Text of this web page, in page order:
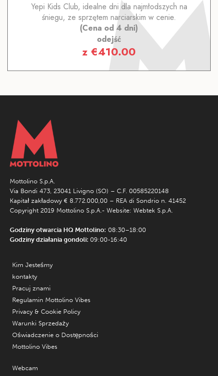
Yepi Kids Club, idealne dni dla najmłodszych na
śniegu, ze sprzętem narciarskim w cenie.
(Cena od 4 dni)
odejść
z €410.00
Mottolino S.p.A.
Via Bondi 473, 23041 Livigno (SO) – C.F. 00585220148
Kapitał zakładowy € 8.772.000,00 – REA di Sondrio n. 41452
Copyright 2019 Mottolino S.p.A.- Website: Webtek S.p.A.
Godziny otwarcia HQ Mottolino: 08:30–18:00
Godziny działania gondoli: 09:00-16:40
Kim Jesteśmy
kontakty
Pracuj znami
Regulamin Mottolino Vibes
Privacy & Cookie Policy
Warunki Sprzedaży
Oświadczenie o Dostępności
Mottolino Vibes
Webcam